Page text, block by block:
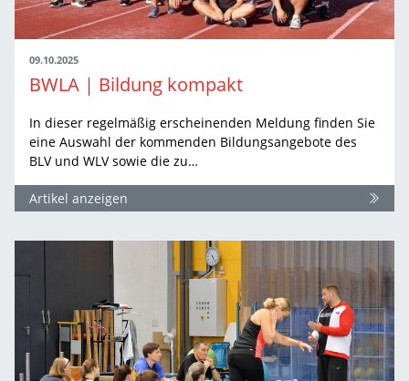
09.10.2025
BWLA | Bildung kompakt
In dieser regelmäßig erscheinenden Meldung finden Sie
eine Auswahl der kommenden Bildungsangebote des
BLV und WLV sowie die zu…
Artikel anzeigen